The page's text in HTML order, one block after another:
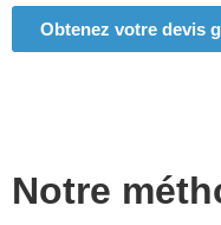
Obtenez votre devis
Notre